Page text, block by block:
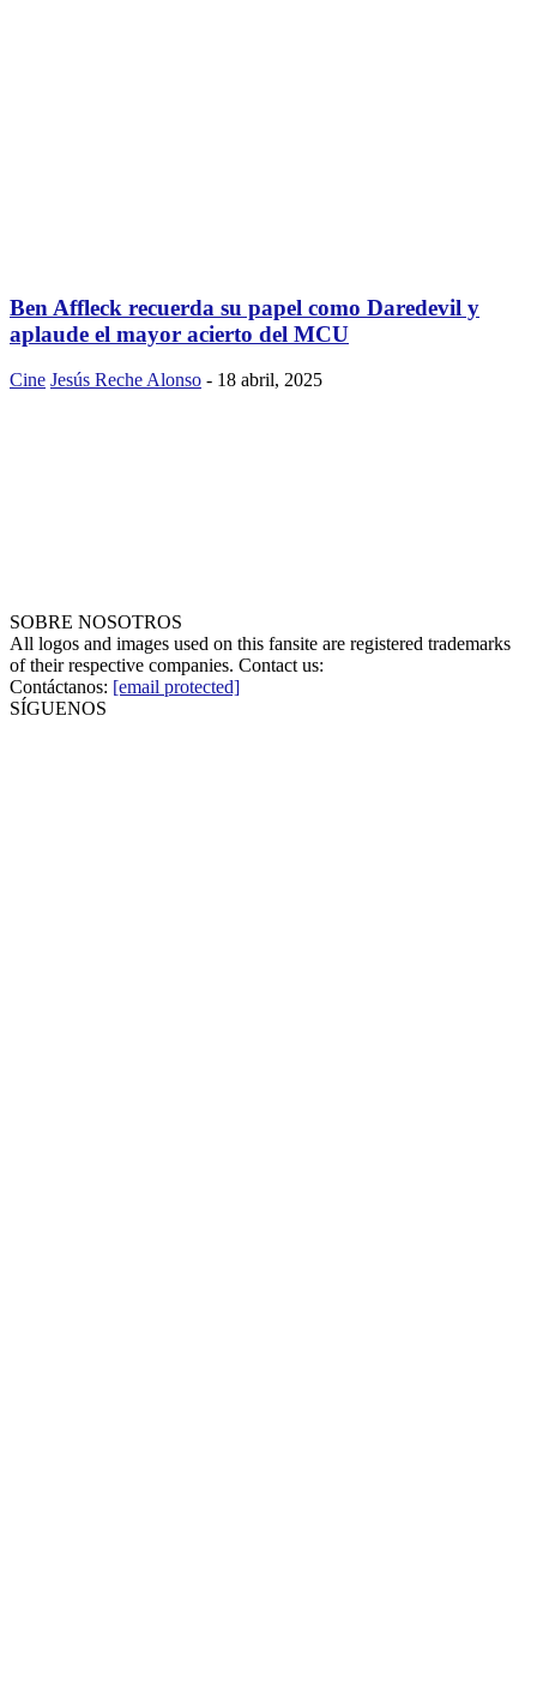
Ben Affleck recuerda su papel como Daredevil y
aplaude el mayor acierto del MCU
Cine Jesús Reche Alonso - 18 abril, 2025
SOBRE NOSOTROS
All logos and images used on this fansite are registered trademarks
of their respective companies. Contact us:
Contáctanos: [email protected]
SÍGUENOS